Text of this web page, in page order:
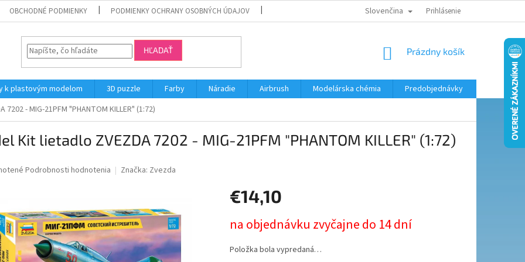
OBCHODNÉ PODMIENKY PODMIENKY OCHRANY OSOBNÝCH ÚDAJOV MODELÁRSKY KRÚŽOK
Slovenčina Prihlásenie
HĽADAŤ
NÁKUPNÝ
Prázdny košík
k plastovým modelom 3D puzzle Farby Náradie Airbrush Modelárska chémia
Predobjednávky
- MIG-21PFM "PHANTOM KILLER" (1:72)
Kit lietadlo ZVEZDA 7202 - MIG-21PFM "PHANTOM KILLER" (1:72)
Podrobnosti hodnotenia Značka: Zvezda
€14,10
cena:
na objednávku zvyčajne do 14 dní
Položka bola vypredaná…